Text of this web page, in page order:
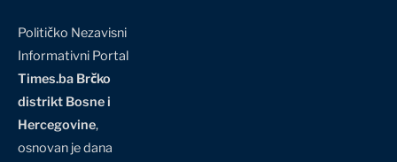
Političko Nezavisni
Informativni Portal
Times.ba Brčko
distrikt Bosne i
Hercegovine,
osnovan je dana